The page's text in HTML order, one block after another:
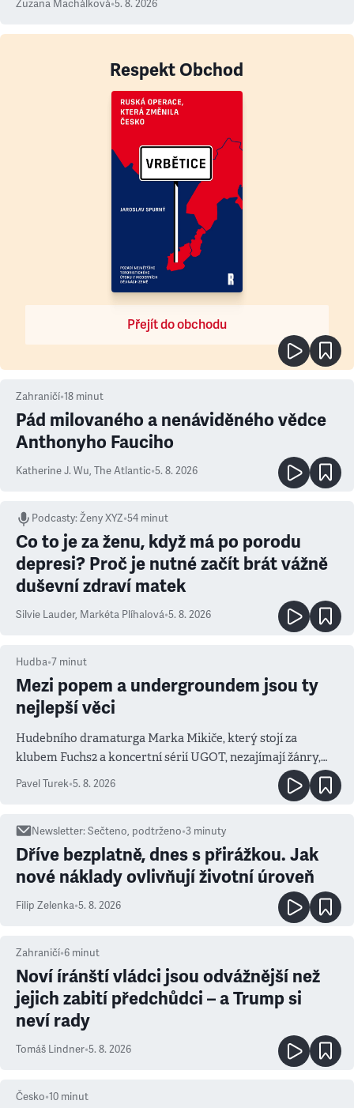
Zuzana Machálková•5. 8. 2026
Respekt Obchod
Přejít do obchodu
Zahraničí•18 minut
Pád milovaného a nenáviděného vědce
Anthonyho Fauciho
Katherine J. Wu, The Atlantic•5. 8. 2026
Podcasty:Ženy XYZ•54 minut
Co to je za ženu, když má po porodu
depresi? Proč je nutné začít brát vážně
duševní zdraví matek
Silvie Lauder, Markéta Plíhalová•5. 8. 2026
Hudba•7 minut
Mezi popem a undergroundem jsou ty
nejlepší věci
Hudebního dramaturga Marka Mikiče, který stojí za
klubem Fuchs2 a koncertní sérií UGOT, nezajímají žánry,
Pavel Turek•5. 8. 2026
Newsletter:Sečteno, podtrženo•3 minuty
Dříve bezplatně, dnes s přirážkou. Jak
nové náklady ovlivňují životní úroveň
Filip Zelenka•5. 8. 2026
Zahraničí•6 minut
Noví íránští vládci jsou odvážnější než
jejich zabití předchůdci – a Trump si
neví rady
Tomáš Lindner•5. 8. 2026
Česko•10 minut